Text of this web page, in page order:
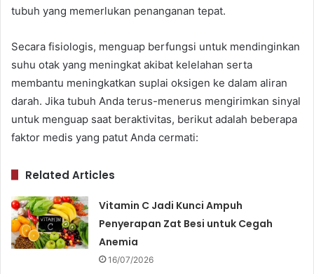
tubuh yang memerlukan penanganan tepat.
Secara fisiologis, menguap berfungsi untuk mendinginkan
suhu otak yang meningkat akibat kelelahan serta
membantu meningkatkan suplai oksigen ke dalam aliran
darah. Jika tubuh Anda terus-menerus mengirimkan sinyal
untuk menguap saat beraktivitas, berikut adalah beberapa
faktor medis yang patut Anda cermati:
Related Articles
Vitamin C Jadi Kunci Ampuh
Penyerapan Zat Besi untuk Cegah
Anemia
16/07/2026